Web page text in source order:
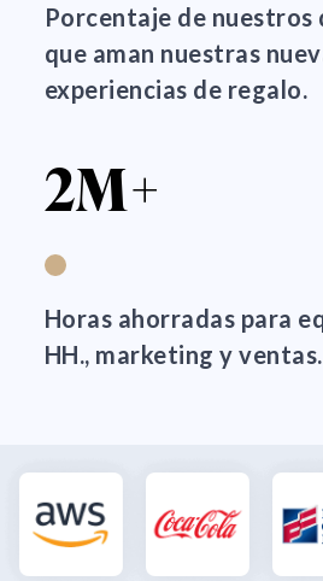
Porcentaje de
que aman nuestras
experiencias de regalo.
2M+
Horas ahorradas para
HH., marketing y ventas.